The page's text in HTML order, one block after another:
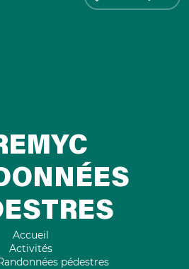
Accueil
Activités
pédestres